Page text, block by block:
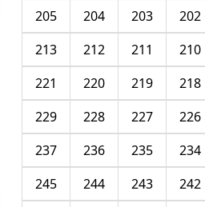
202
203
204
205
210
211
212
213
218
219
220
221
226
227
228
229
234
235
236
237
242
243
244
245